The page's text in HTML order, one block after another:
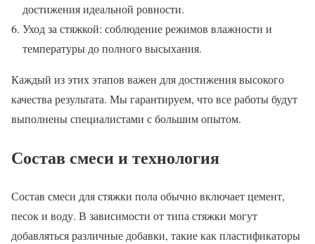
достижения идеальной ровности.
Уход за стяжкой: соблюдение режимов влажности и
температуры до полного высыхания.
Каждый из этих этапов важен для достижения высокого
качества результата. Мы гарантируем, что все работы будут
выполнены специалистами с большим опытом.
Состав смеси и технология
Состав смеси для стяжки пола обычно включает цемент,
песок и воду. В зависимости от типа стяжки могут
добавляться различные добавки, такие как пластификаторы